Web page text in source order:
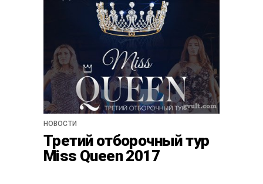
НОВОСТИ
Третий отборочный тур
Miss Queen 2017